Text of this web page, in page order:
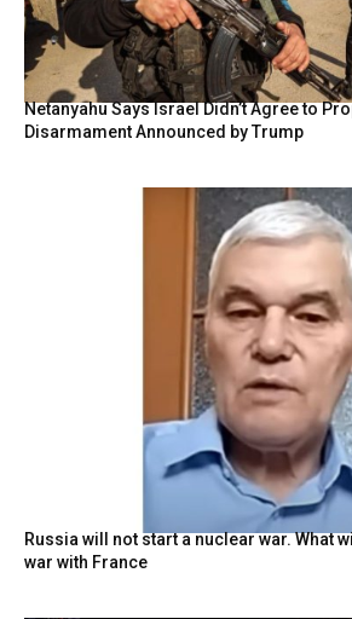
Netanyahu Says Israel Didn’t Agree to
Disarmament Announced by Trump
Russia will not start a nuclear war. What
war with France